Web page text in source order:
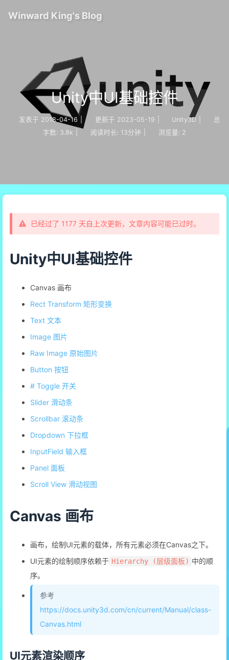
Winward King's Blog
Unity中UI基础控件
发表于 2018-04-16 更新于 2023-05-19 Unity3D
总
字数: 3.8k 阅读时长: 13分钟 浏览量: 2
已经过了 1177 天自上次更新，文章内容可能已过时。
Unity中UI基础控件
Canvas 画布
Rect Transform 矩形变换
Text 文本
Image 图片
Raw Image 原始图片
Button 按钮
# Toggle 开关
Slider 滑动条
Scrollbar 滚动条
Dropdown 下拉框
InputField 输入框
Panel 面板
Scroll View 滑动视图
Canvas 画布
画布，绘制UI元素的载体，所有元素必须在Canvas之下。
UI元素的绘制顺序依赖于 Hierarchy (层级面板) 中的顺
序。
参考
https://docs.unity3d.com/cn/current/Manual/class-
Canvas.html
UI元素渲染顺序